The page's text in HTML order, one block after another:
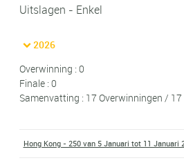
Uitslagen - Enkel
2026
Overwinning : 0
Finale : 0
Samenvatting : 17 Overwinningen /
Hong Kong - 250 van 5 Januari tot 11 Januari